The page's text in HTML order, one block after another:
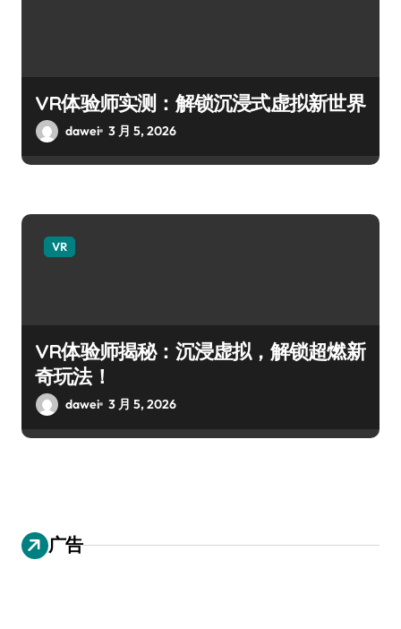
VR体验师实测：解锁沉浸式虚拟新世界
dawei 3 月 5, 2026
VR
VR体验师揭秘：沉浸虚拟，解锁超燃新
奇玩法！
dawei 3 月 5, 2026
广告